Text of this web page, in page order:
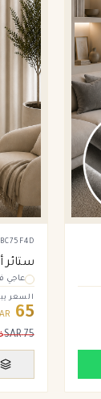
ستائر
عاجي
السعر
65
75
SAR